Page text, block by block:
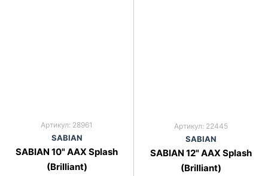
Артикул: 28961
SABIAN
SABIAN 10" AAX Splash
(Brilliant)
Артикул: 22445
SABIAN
SABIAN 12" AAX Splash
(Brilliant)